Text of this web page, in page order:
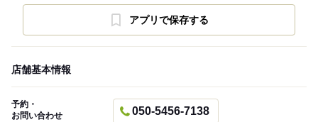
アプリで保存する
店舗基本情報
予約・
お問い合わせ
050-5456-7138